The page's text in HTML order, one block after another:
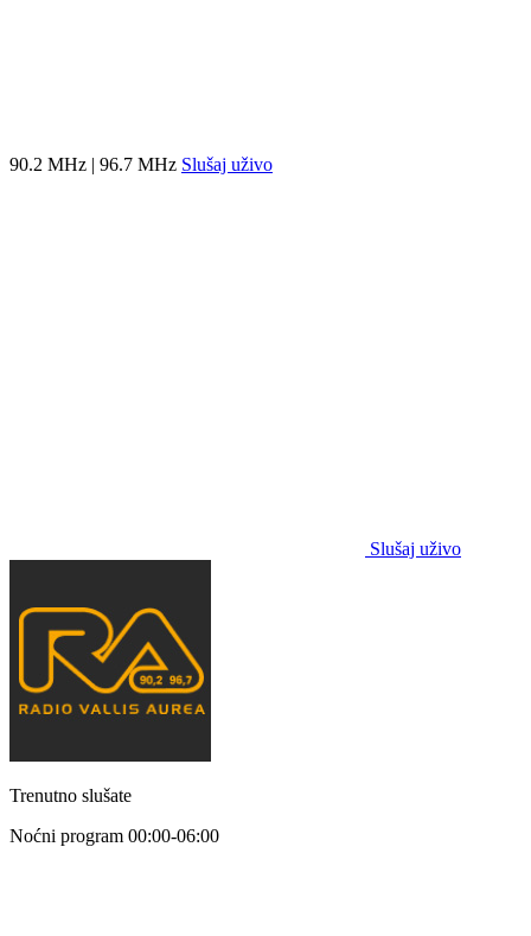
90.2 MHz | 96.7 MHz Slušaj uživo
Slušaj uživo
Trenutno slušate
Noćni program 00:00-06:00